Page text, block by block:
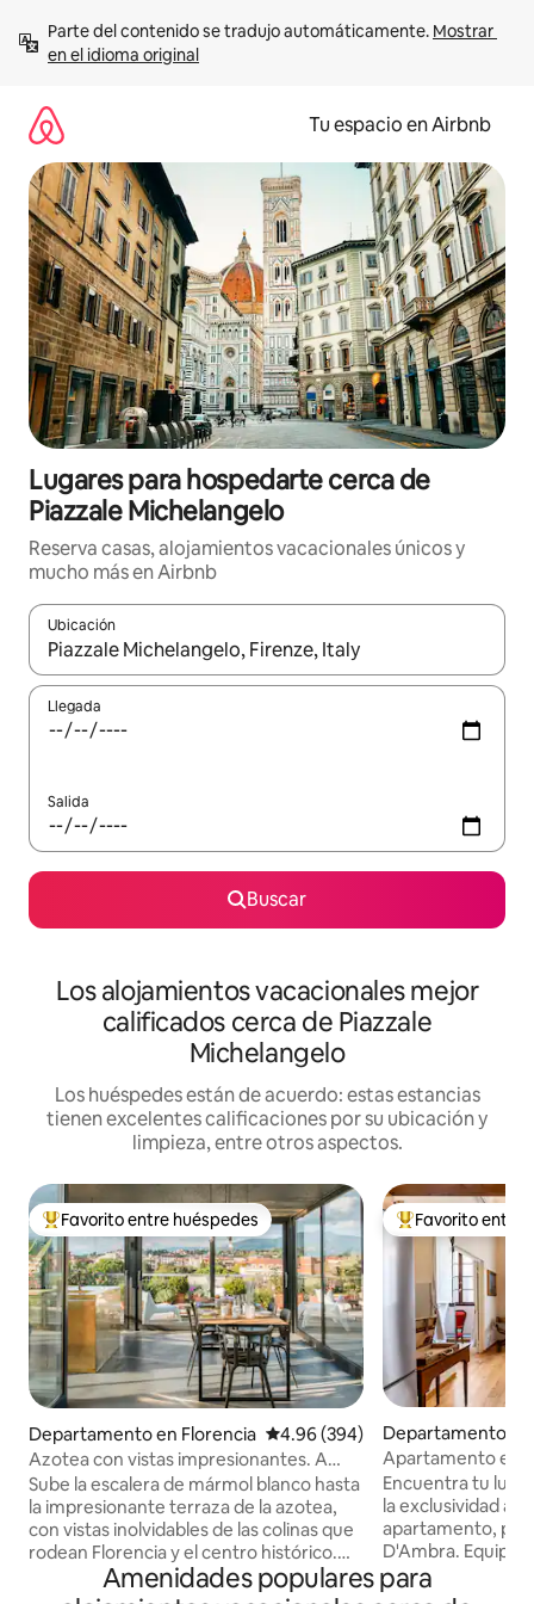
contenido
Parte del contenido se tradujo automáticamente. Mostrar
en el idioma original
Tu espacio en Airbnb
Lugares para hospedarte cerca de
Piazzale Michelangelo
Reserva casas, alojamientos vacacionales únicos y
mucho más en Airbnb
Ubicación
Cuando los resultados estén disponibles, podrás navegar
Llegada
Salida
Buscar
Los alojamientos vacacionales mejor
calificados cerca de Piazzale
Michelangelo
Los huéspedes están de acuerdo: estas estancias
tienen excelentes calificaciones por su ubicación y
limpieza, entre otros aspectos.
De los mejores en Favorito entre huéspedes
Favorito entre huéspedes
Departamento en Florencia Calificación promedio: 4.96 de
4.96 (394)
Azotea con vistas impresionantes. A
pocos pasos del Duomo.
Sube la escalera de mármol blanco hasta
la impresionante terraza de la azotea,
con vistas inolvidables de las colinas que
rodean Florencia y el centro histórico.
Este apartamento ha sido
recientemente reformado, mezclando
De los mejores
Favorito entre
Departamento en
Apartamento
cerca de la
Encuentra tu
la exclusividad
apartamento,
D'Ambra.
comodidades,
altos que
Amenidades populares para